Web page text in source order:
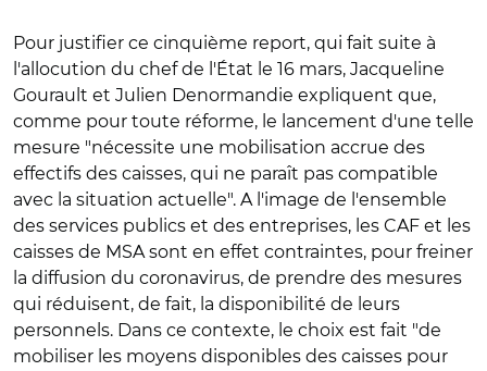
Pour justifier ce cinquième report, qui fait suite à
l'allocution du chef de l'État le 16 mars, Jacqueline
Gourault et Julien Denormandie expliquent que,
comme pour toute réforme, le lancement d'une telle
mesure "nécessite une mobilisation accrue des
effectifs des caisses, qui ne paraît pas compatible
avec la situation actuelle". A l'image de l'ensemble
des services publics et des entreprises, les CAF et les
caisses de MSA sont en effet contraintes, pour freiner
la diffusion du coronavirus, de prendre des mesures
qui réduisent, de fait, la disponibilité de leurs
personnels. Dans ce contexte, le choix est fait "de
mobiliser les moyens disponibles des caisses pour